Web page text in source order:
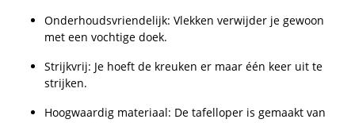
Onderhoudsvriendelijk: Vlekken verwijder je gewoon
met een vochtige doek.
Strijkvrij: Je hoeft de kreuken er maar één keer uit te
strijken.
Hoogwaardig materiaal: De tafelloper is gemaakt van